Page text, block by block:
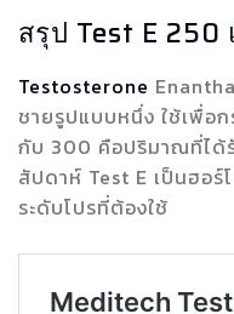
สรุป Test E 250
Testosterone
ชายรูปแบบหนึ่ง ใช้เพื่อ
กับ 300 คือปริมาณที่ได้
สัปดาห์ Test E เป็นฮอ
ระดับโปรที่ต้องใช้